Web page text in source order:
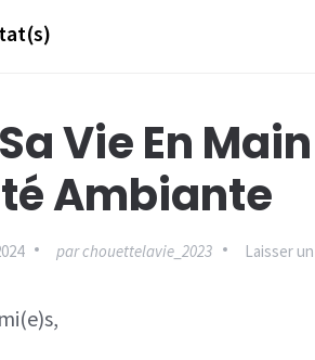
Vie En
Ambiante
parchouettelavie_2023 Laisser